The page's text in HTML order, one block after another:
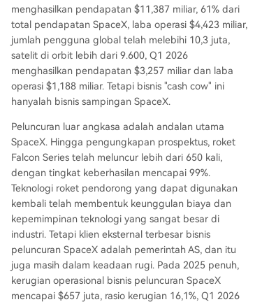
menghasilkan pendapatan $11,387 miliar, 61% dari
total pendapatan SpaceX, laba operasi $4,423 miliar,
jumlah pengguna global telah melebihi 10,3 juta,
satelit di orbit lebih dari 9.600, Q1 2026
menghasilkan pendapatan $3,257 miliar dan laba
operasi $1,188 miliar. Tetapi bisnis "cash cow" ini
hanyalah bisnis sampingan SpaceX.
Peluncuran luar angkasa adalah andalan utama
SpaceX. Hingga pengungkapan prospektus, roket
Falcon Series telah meluncur lebih dari 650 kali,
dengan tingkat keberhasilan mencapai 99%.
Teknologi roket pendorong yang dapat digunakan
kembali telah membentuk keunggulan biaya dan
kepemimpinan teknologi yang sangat besar di
industri. Tetapi klien eksternal terbesar bisnis
peluncuran SpaceX adalah pemerintah AS, dan itu
juga masih dalam keadaan rugi. Pada 2025 penuh,
kerugian operasional bisnis peluncuran SpaceX
mencapai $657 juta, rasio kerugian 16,1%, Q1 2026